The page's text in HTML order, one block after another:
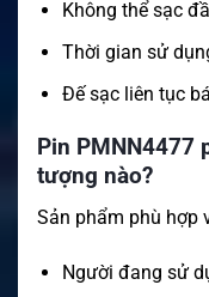
Không thể sạc
Thời gian sử
Đế sạc liên tục
Pin PMNN4477
tượng nào?
Sản phẩm phù hợp
Người đang sử